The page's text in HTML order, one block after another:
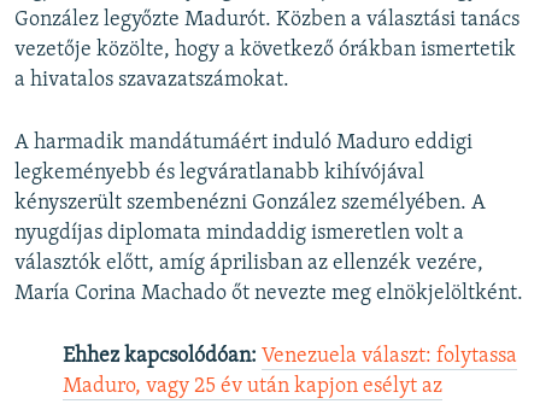
González legyőzte Madurót. Közben a választási tanács
vezetője közölte, hogy a következő órákban ismertetik
a hivatalos szavazatszámokat.
A harmadik mandátumáért induló Maduro eddigi
legkeményebb és legváratlanabb kihívójával
kényszerült szembenézni González személyében. A
nyugdíjas diplomata mindaddig ismeretlen volt a
választók előtt, amíg áprilisban az ellenzék vezére,
María Corina Machado őt nevezte meg elnökjelöltként.
Ehhez kapcsolódóan: Venezuela választ: folytassa
Maduro, vagy 25 év után kapjon esélyt az